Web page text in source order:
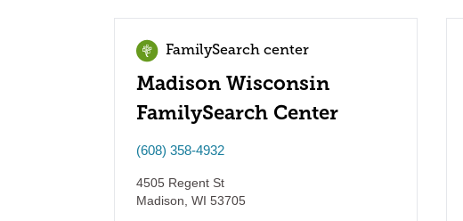
FamilySearch center
Madison Wisconsin
FamilySearch Center
(608) 358-4932
4505 Regent St
Madison WI 53705